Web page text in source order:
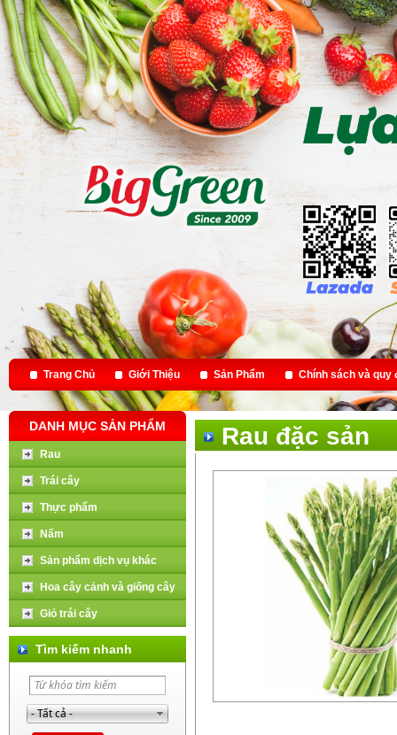
Trang Chủ Giới Thiệu Sản Phẩm Chính sách và quy
DANH MỤC SẢN PHẨM
Rau
Trái cây
Thực phẩm
Nấm
Sản phẩm dịch vụ khác
Hoa cây cảnh và giống cây
Giỏ trái cây
Tìm kiếm nhanh
Rau đặc sản